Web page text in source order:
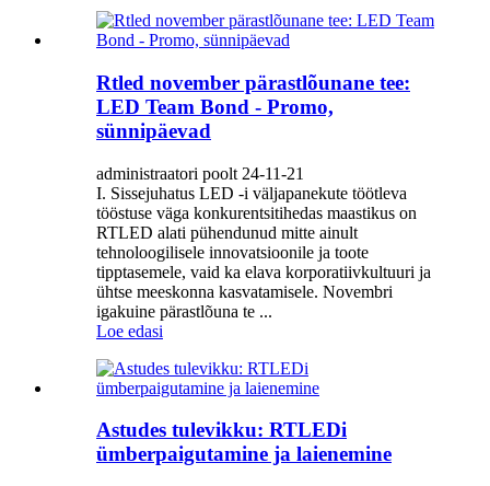
Rtled november pärastlõunane tee:
LED Team Bond - Promo,
sünnipäevad
administraatori poolt 24-11-21
I. Sissejuhatus LED -i väljapanekute töötleva
tööstuse väga konkurentsitihedas maastikus on
RTLED alati pühendunud mitte ainult
tehnoloogilisele innovatsioonile ja toote
tipptasemele, vaid ka elava korporatiivkultuuri ja
ühtse meeskonna kasvatamisele. Novembri
igakuine pärastlõuna te ...
Loe edasi
Astudes tulevikku: RTLEDi
ümberpaigutamine ja laienemine